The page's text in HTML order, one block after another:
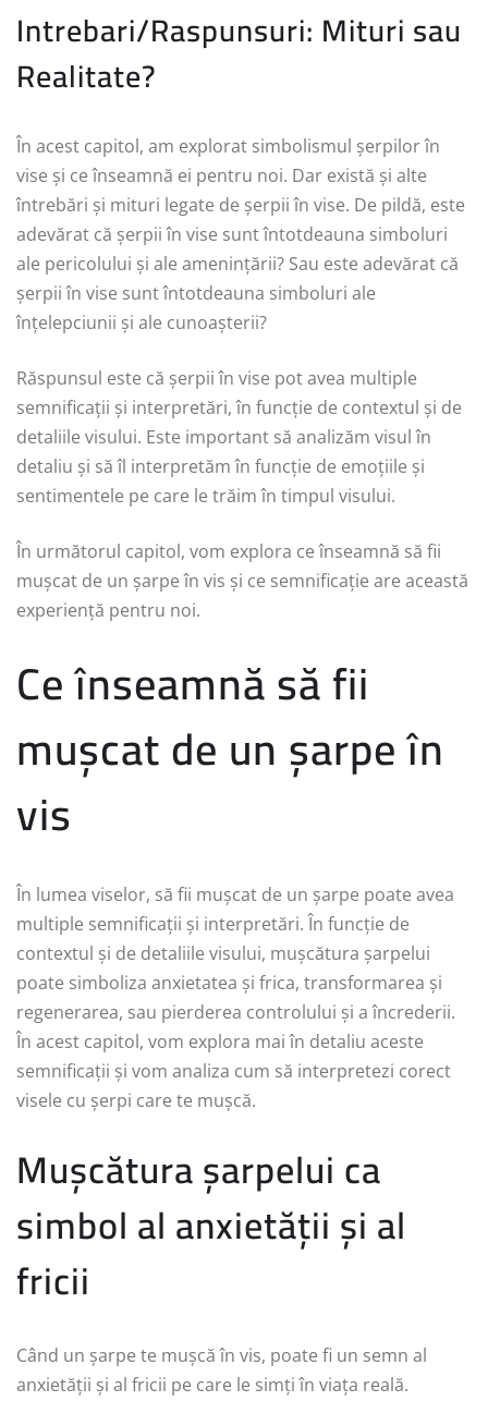
Intrebari/Raspunsuri: Mituri sau
Realitate?
În acest capitol, am explorat simbolismul șerpilor în
vise și ce înseamnă ei pentru noi. Dar există și alte
întrebări și mituri legate de șerpii în vise. De pildă, este
adevărat că șerpii în vise sunt întotdeauna simboluri
ale pericolului și ale amenințării? Sau este adevărat că
șerpii în vise sunt întotdeauna simboluri ale
înțelepciunii și ale cunoașterii?
Răspunsul este că șerpii în vise pot avea multiple
semnificații și interpretări, în funcție de contextul și de
detaliile visului. Este important să analizăm visul în
detaliu și să îl interpretăm în funcție de emoțiile și
sentimentele pe care le trăim în timpul visului.
În următorul capitol, vom explora ce înseamnă să fii
mușcat de un șarpe în vis și ce semnificație are această
experiență pentru noi.
Ce înseamnă să fii
mușcat de un șarpe în
vis
În lumea viselor, să fii mușcat de un șarpe poate avea
multiple semnificații și interpretări. În funcție de
contextul și de detaliile visului, mușcătura șarpelui
poate simboliza anxietatea și frica, transformarea și
regenerarea, sau pierderea controlului și a încrederii.
În acest capitol, vom explora mai în detaliu aceste
semnificații și vom analiza cum să interpretezi corect
visele cu șerpi care te mușcă.
Mușcătura șarpelui ca
simbol al anxietății și al
fricii
Când un șarpe te mușcă în vis, poate fi un semn al
anxietății și al fricii pe care le simți în viața reală.